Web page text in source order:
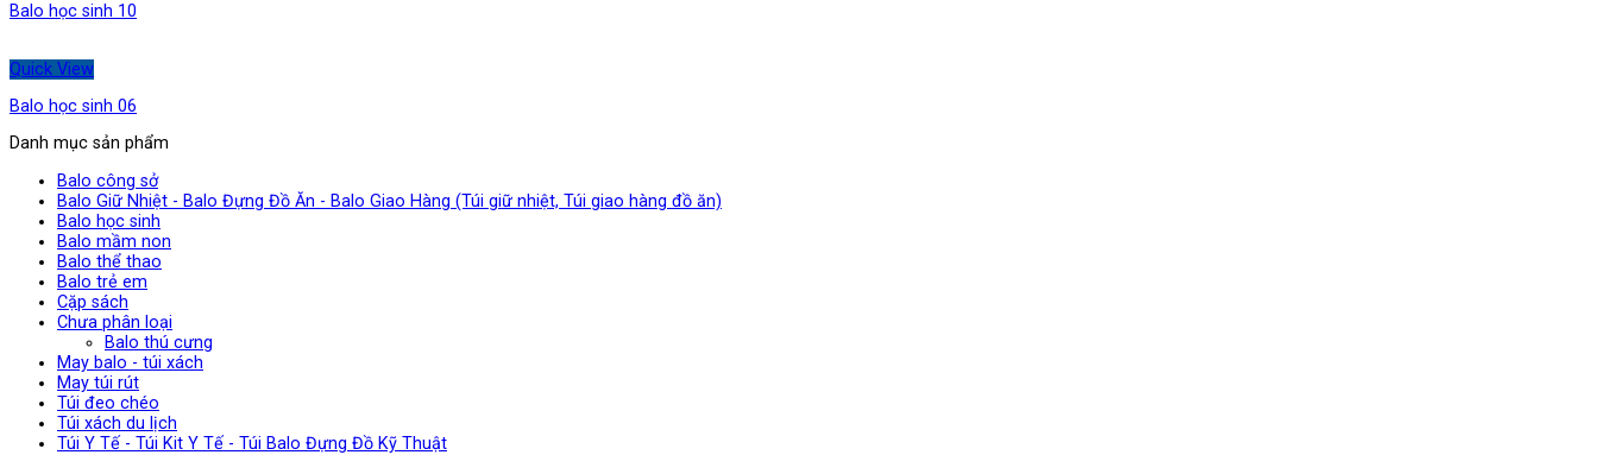
Balo học sinh 10
Quick View
Balo học sinh 06
Danh mục sản phẩm
Balo công sở
Balo Giữ Nhiệt - Balo Đựng Đồ Ăn - Balo Giao Hàng (Túi giữ nhiệt, Túi giao hàng đồ ăn)
Balo học sinh
Balo mầm non
Balo thể thao
Balo trẻ em
Cặp sách
Chưa phân loại
Balo thú cưng
May balo - túi xách
May túi rút
Túi đeo chéo
Túi xách du lịch
Túi Y Tế - Túi Kit Y Tế - Túi Balo Đựng Đồ Kỹ Thuật